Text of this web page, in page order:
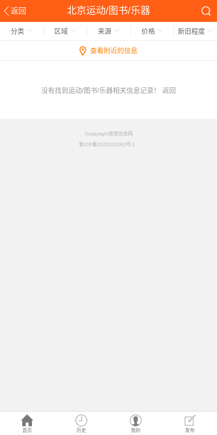
返回 北京运动/图书/乐器
首页 历史 我的 发布
分类 区域 来源 价格 新旧程度
查看附近的信息
没有找到运动/图书/乐器相关信息记录！ 返回
©copyright铭竟信息网
鲁ICP备2025202282号-1